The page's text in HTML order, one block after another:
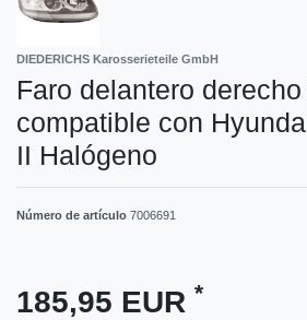
DIEDERICHS Karosserieteile GmbH
Faro delantero derecho
compatible con
II Halógeno
Número de artículo 7006691
185,95 EUR *